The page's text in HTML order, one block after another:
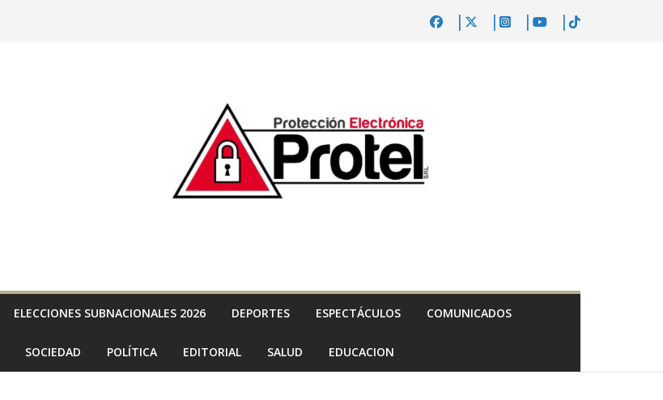
ELECCIONES SUBNACIONALES 2026 DEPORTES ESPECTÁCULOS COMUNICADOS
SOCIEDAD POLÍTICA EDITORIAL SALUD EDUCACION